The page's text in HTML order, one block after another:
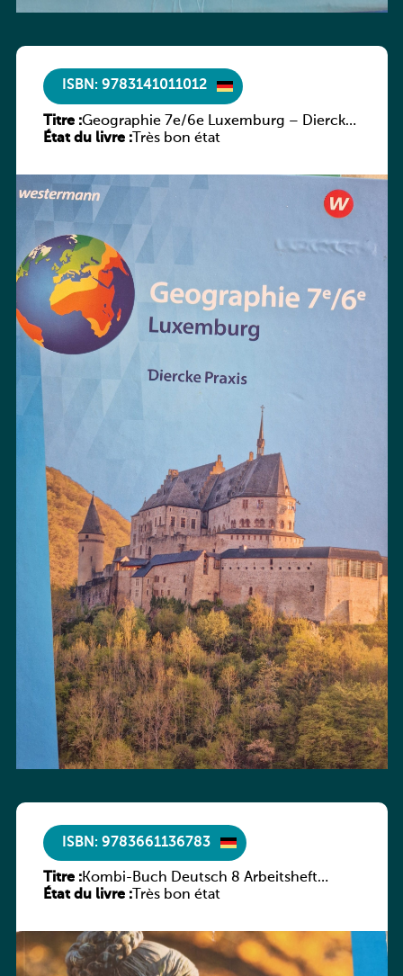
ISBN: 9783141011012
Titre :Geographie 7e/6e Luxemburg – Diercke
Praxis
État du livre :Très bon état
ISBN: 9783661136783
Titre :Kombi-Buch Deutsch 8 Arbeitsheft
(Neue Ausgabe Luxemburg)
État du livre :Très bon état